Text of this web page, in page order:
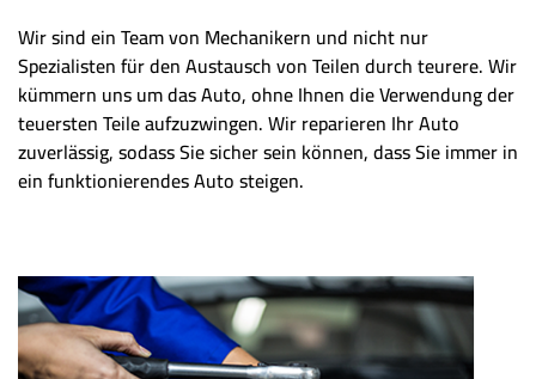
Wir sind ein Team von Mechanikern und nicht nur
Spezialisten für den Austausch von Teilen durch teurere. Wir
kümmern uns um das Auto, ohne Ihnen die Verwendung der
teuersten Teile aufzuzwingen. Wir reparieren Ihr Auto
zuverlässig, sodass Sie sicher sein können, dass Sie immer in
ein funktionierendes Auto steigen.